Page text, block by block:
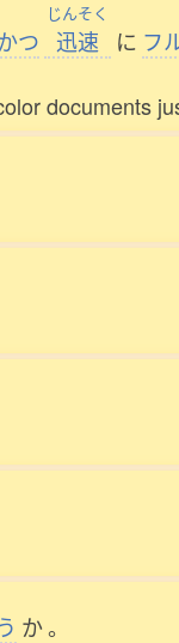
つ
じんそく
迅速 に フ
documents
か。